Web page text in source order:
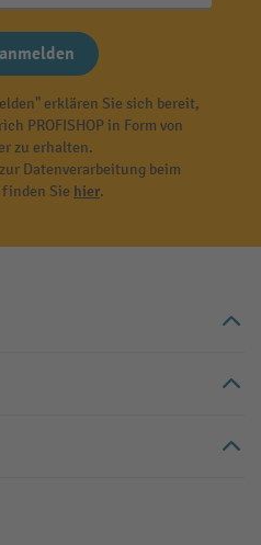
erklären Sie sich bereit,
PROFISHOP in Form von
zu erhalten.
Datenverarbeitung beim
Sie hier.